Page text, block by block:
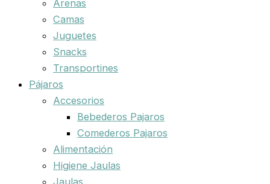
Arenas
Camas
Juguetes
Snacks
Transportines
Pájaros
Accesorios
Bebederos Pajaros
Comederos Pajaros
Alimentación
Higiene Jaulas
Jaulas